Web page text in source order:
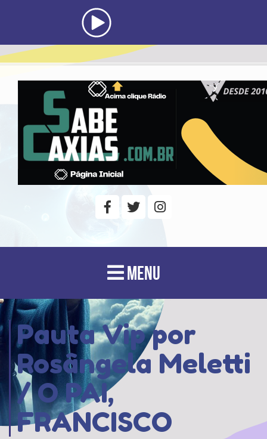
MENU
Pauta Vip por
Rosângela Meletti
/ O PAI,
FRANCISCO